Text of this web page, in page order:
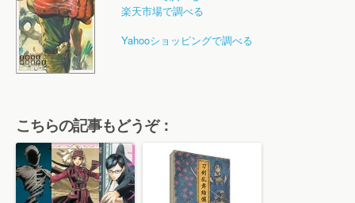
楽天市場で調べる
Yahooショッピングで調べる
こちらの記事もどうぞ：